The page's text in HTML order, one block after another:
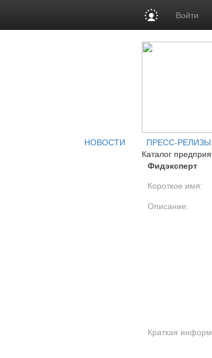
Войти
НОВОСТИ ПРЕСС-РЕЛИЗЫ
Каталог
Фидэксперт
Короткое имя:
Описание:
Краткая